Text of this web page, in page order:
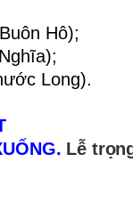
Hô);
Long).
Lễ